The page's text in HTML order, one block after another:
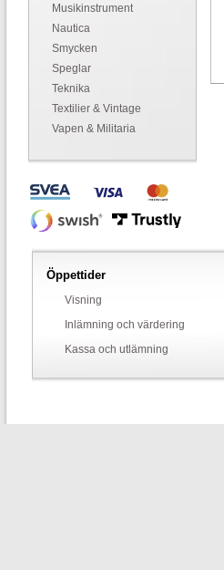
Musikinstrument
Nautica
Smycken
Speglar
Teknika
Textilier & Vintage
Vapen & Militaria
Öppettider
Visning
Inlämning och värdering
Kassa och utlämning